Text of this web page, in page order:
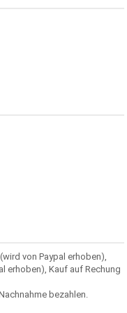
von Paypal erhoben),
erhoben), Kauf auf Rechung
bezahlen.